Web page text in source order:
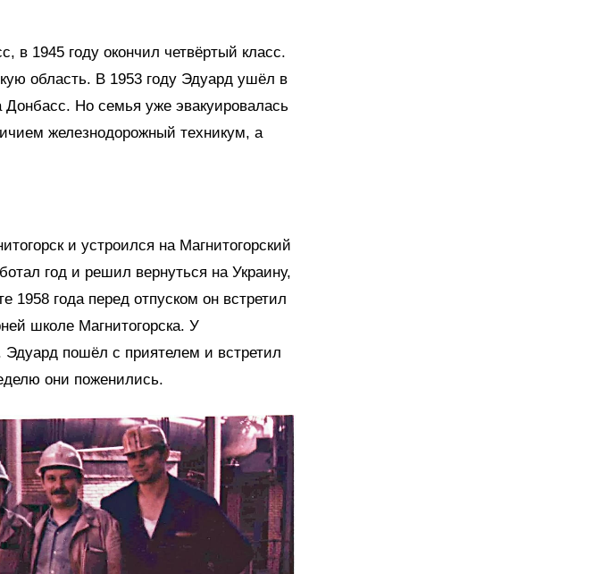
в 1945 году окончил четвёртый класс.
область. В 1953 году Эдуард ушёл в
Но семья уже эвакуировалась
железнодорожный техникум, а
и устроился на Магнитогорский
год и решил вернуться на Украину,
1958 года перед отпуском он встретил
школе Магнитогорска. У
пошёл с приятелем и встретил
они поженились.